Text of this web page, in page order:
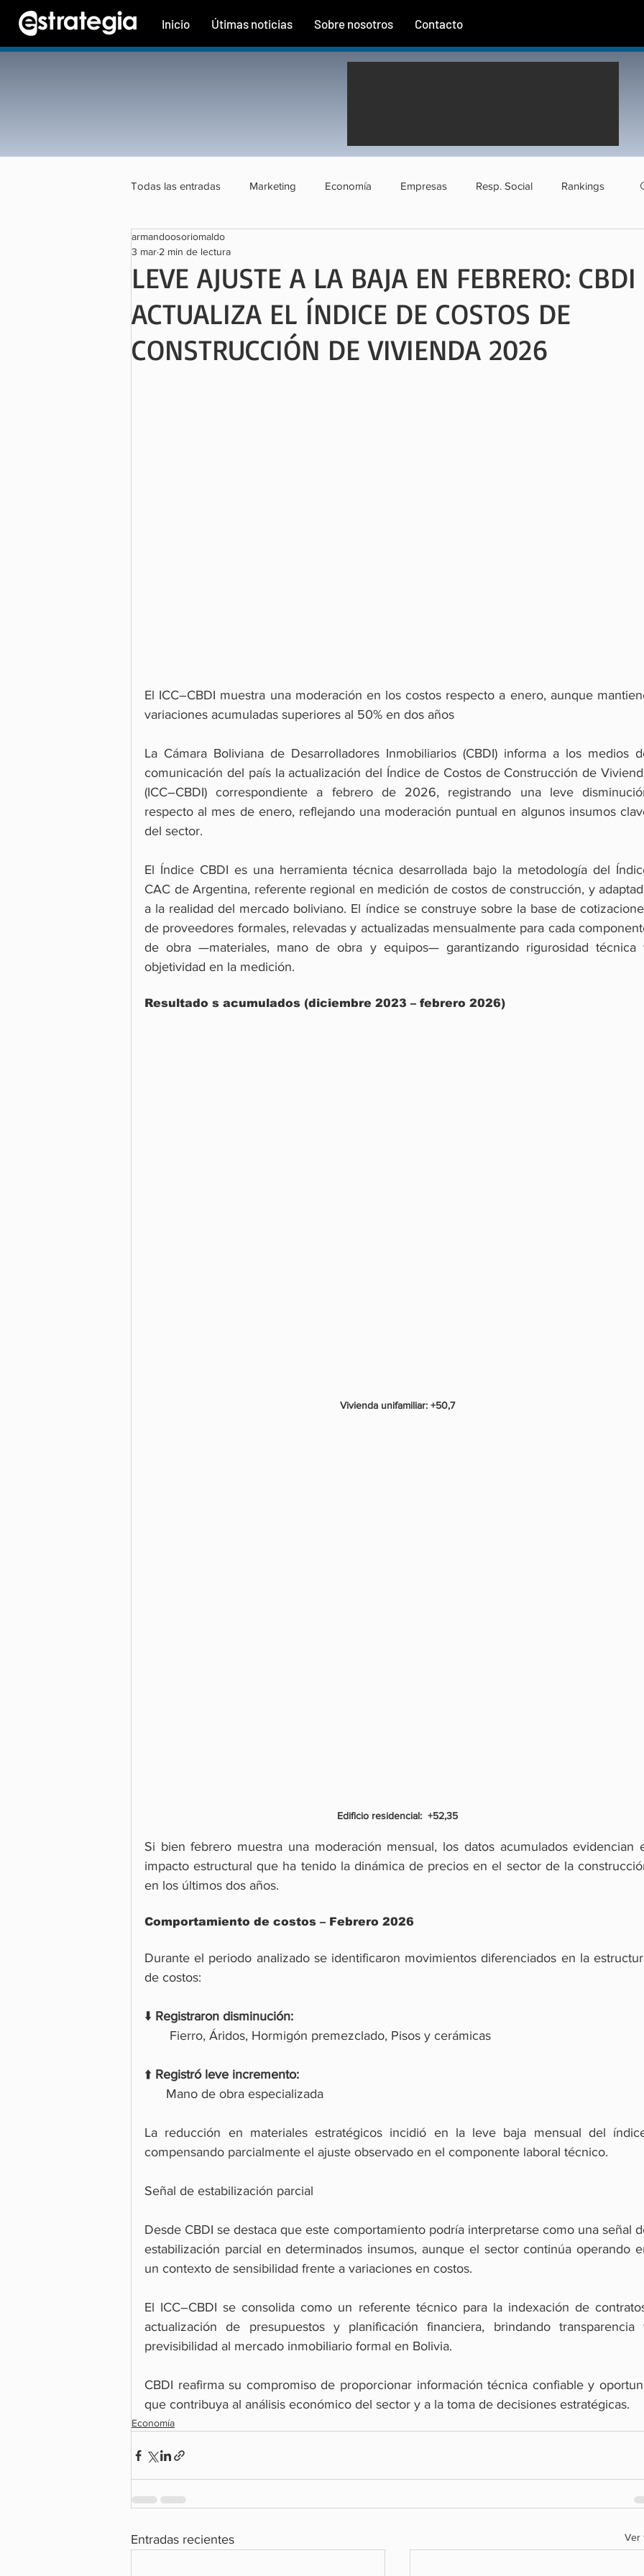
Inicio Útimas noticias Sobre nosotros Contacto
Todas las entradas Marketing Economía Empresas Resp. Social Rankings
Tecnología
LEVE AJUSTE A LA BAJA EN FEBRERO: CBDI
ACTUALIZA EL ÍNDICE DE COSTOS DE
CONSTRUCCIÓN DE VIVIENDA 2026
armandoosoriomaldo
3 mar 2 min de lectura
El ICC–CBDI muestra una moderación en los costos respecto a enero, aunque
variaciones acumuladas superiores al 50% en dos años
La Cámara Boliviana de Desarrolladores Inmobiliarios (CBDI) informa a los medios
comunicación del país la actualización del Índice de Costos de Construcción de
(ICC–CBDI) correspondiente a febrero de 2026, registrando una leve
respecto al mes de enero, reflejando una moderación puntual en algunos insumos
del sector.
El Índice CBDI es una herramienta técnica desarrollada bajo la metodología del
CAC de Argentina, referente regional en medición de costos de construcción, y
a la realidad del mercado boliviano. El índice se construye sobre la base de
de proveedores formales, relevadas y actualizadas mensualmente para cada
de obra —materiales, mano de obra y equipos— garantizando rigurosidad técnica
objetividad en la medición.
Resultado s acumulados (diciembre 2023 – febrero 2026)
Vivienda unifamiliar: +50,7
Edificio residencial: +52,35
Si bien febrero muestra una moderación mensual, los datos acumulados evidencian
impacto estructural que ha tenido la dinámica de precios en el sector de la
en los últimos dos años.
Comportamiento de costos – Febrero 2026
Durante el periodo analizado se identificaron movimientos diferenciados en la
de costos:
⬇️ Registraron disminución:
Fierro, Áridos, Hormigón premezclado, Pisos y cerámicas
⬆️ Registró leve incremento:
Mano de obra especializada
La reducción en materiales estratégicos incidió en la leve baja mensual del
compensando parcialmente el ajuste observado en el componente laboral técnico.
Señal de estabilización parcial
Desde CBDI se destaca que este comportamiento podría interpretarse como una señal
estabilización parcial en determinados insumos, aunque el sector continúa operando
un contexto de sensibilidad frente a variaciones en costos.
El ICC–CBDI se consolida como un referente técnico para la indexación de
actualización de presupuestos y planificación financiera, brindando transparencia
previsibilidad al mercado inmobiliario formal en Bolivia.
CBDI reafirma su compromiso de proporcionar información técnica confiable y
que contribuya al análisis económico del sector y a la toma de decisiones estratégicas.
Economía
Entradas recientes Ver